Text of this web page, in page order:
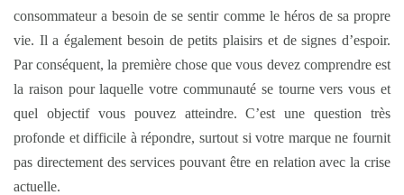
consommateur a besoin de se sentir comme le héros de sa propre
vie. Il a également besoin de petits plaisirs et de signes d’espoir.
Par conséquent, la première chose que vous devez comprendre est
la raison pour laquelle votre communauté se tourne vers vous et
quel objectif vous pouvez atteindre. C’est une question très
profonde et difficile à répondre, surtout si votre marque ne fournit
pas directement des services pouvant être en relation avec la crise
actuelle.